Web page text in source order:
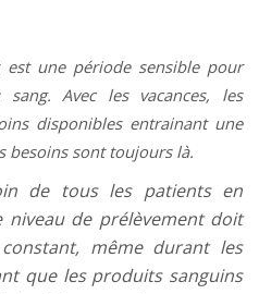
une période sensible pour
sang. Avec les vacances, les
disponibles entrainant une
besoins sont toujours là.
de tous les patients en
de prélèvement doit
même durant les
que les produits sanguins